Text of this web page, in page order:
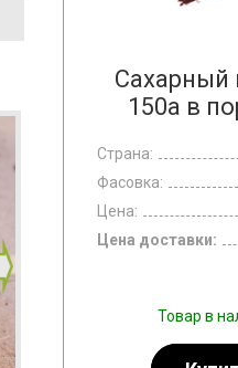
САХАРНЫЙ
Сахарный
150a в
Страна:
Фасовка:
Цена:
Цена доставки:
Товар в